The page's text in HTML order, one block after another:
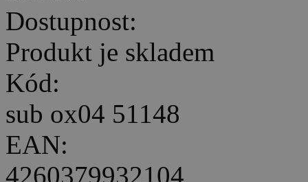
Dostupnost:
Produkt je skladem
Kód:
sub ox04 51148
EAN:
4260379932104